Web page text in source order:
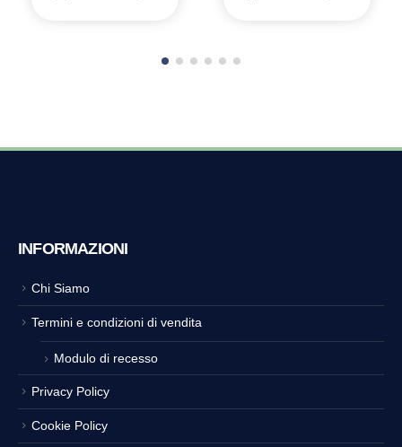
INFORMAZIONI
Chi Siamo
Termini e condizioni di vendita
Modulo di recesso
Privacy Policy
Cookie Policy